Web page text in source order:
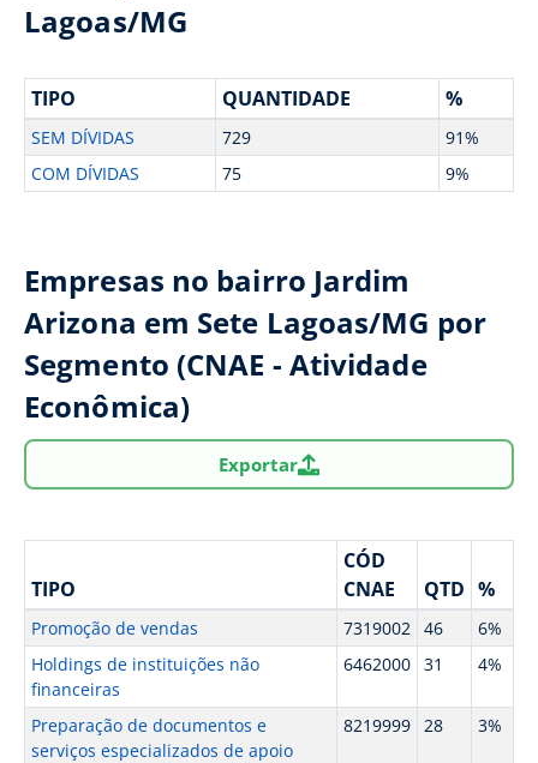
Lagoas/MG
TIPO QUANTIDADE %
SEM DÍVIDAS 729
91%
COM DÍVIDAS
75 9%
Empresas no bairro Jardim
Arizona em Sete Lagoas/MG por
Segmento (CNAE - Atividade
Econômica)
Exportar
TIPO
CÓD
CNAE
QTD %
Promoção de vendas 7319002 46
6%
Holdings de instituições não
financeiras
6462000 31 4%
Preparação de documentos e
serviços especializados de apoio
8219999 28 3%